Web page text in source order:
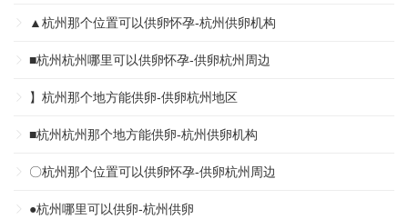
▲杭州那个位置可以供卵怀孕-杭州供卵机构
■杭州杭州哪里可以供卵怀孕-供卵杭州周边
】杭州那个地方能供卵-供卵杭州地区
■杭州杭州那个地方能供卵-杭州供卵机构
〇杭州那个位置可以供卵怀孕-供卵杭州周边
●杭州哪里可以供卵-杭州供卵